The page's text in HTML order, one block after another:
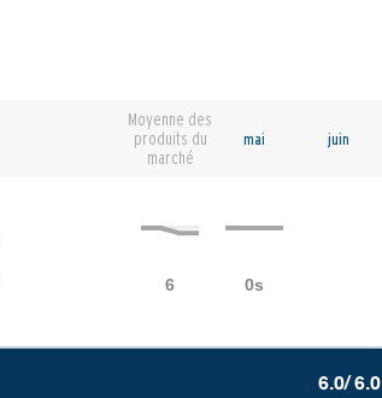
Moyenne des
produits du
marché
mai juin
6.0/ 6.0